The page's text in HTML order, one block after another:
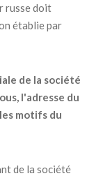
russe doit
établie par
de la société
l'adresse du
motifs du
de la société